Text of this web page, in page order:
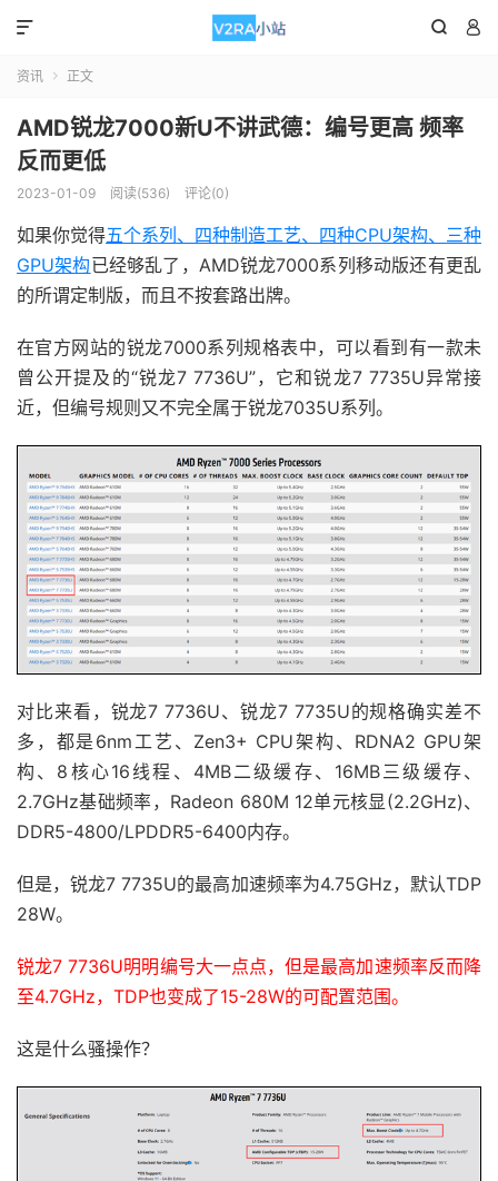
 

资讯  正文
AMD锐龙7000新U不讲武德：编号更高 频率
反而更低
2023-01-09 阅读(536) 评论(0)
如果你觉得五个系列、四种制造工艺、四种CPU架构、三种
GPU架构已经够乱了，AMD锐龙7000系列移动版还有更乱
的所谓定制版，而且不按套路出牌。
在官方网站的锐龙7000系列规格表中，可以看到有一款未
曾公开提及的“锐龙7 7736U”，它和锐龙7 7735U异常接
近，但编号规则又不完全属于锐龙7035U系列。
对比来看，锐龙7 7736U、锐龙7 7735U的规格确实差不
多，都是6nm工艺、Zen3+ CPU架构、RDNA2 GPU架
构、8核心16线程、4MB二级缓存、16MB三级缓存、
2.7GHz基础频率，Radeon 680M 12单元核显(2.2GHz)、
DDR5-4800/LPDDR5-6400内存。
但是，锐龙7 7735U的最高加速频率为4.75GHz，默认TDP
28W。
锐龙7 7736U明明编号大一点点，但是最高加速频率反而降
至4.7GHz，TDP也变成了15-28W的可配置范围。
这是什么骚操作？